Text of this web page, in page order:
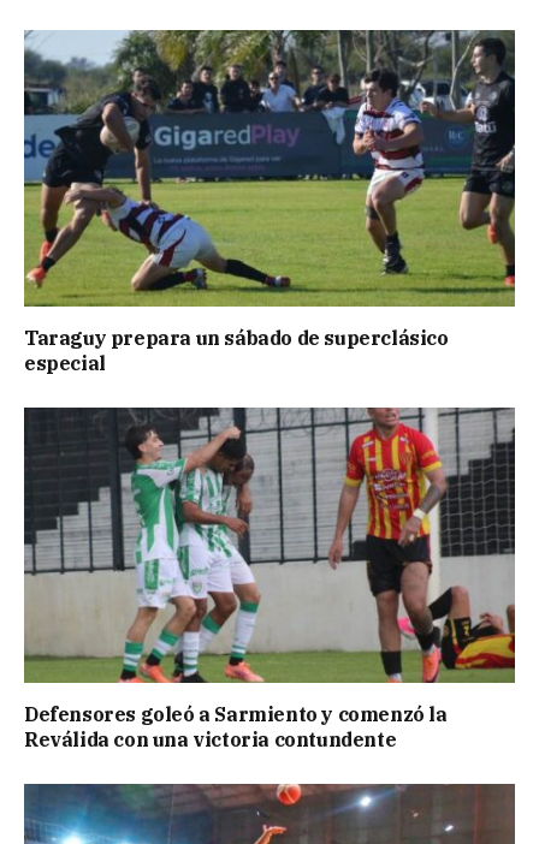
Taraguy prepara un sábado de superclásico
especial
Defensores goleó a Sarmiento y comenzó la
Reválida con una victoria contundente